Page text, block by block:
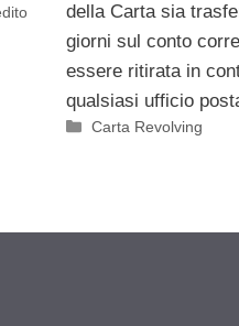
della Carta sia
giorni sul conto
essere ritirata in
qualsiasi ufficio
Categorie
Carta Revolving